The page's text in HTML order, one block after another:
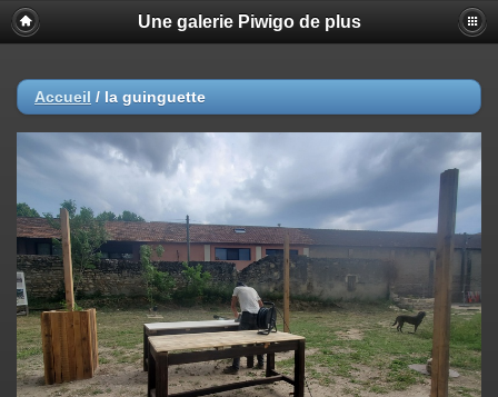
Une galerie Piwigo de plus
Accueil / la guinguette